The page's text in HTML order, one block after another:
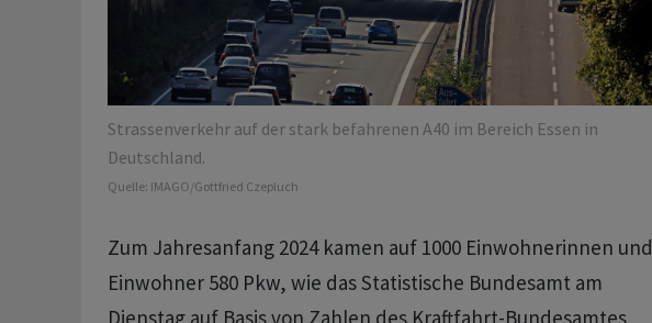
Strassenverkehr auf der stark befahrenen A40 im Bereich Essen in
Deutschland.
Quelle: IMAGO/Gottfried Czepluch
Zum Jahresanfang 2024 kamen auf 1000 Einwohnerinnen und
Einwohner 580 Pkw, wie das Statistische Bundesamt am